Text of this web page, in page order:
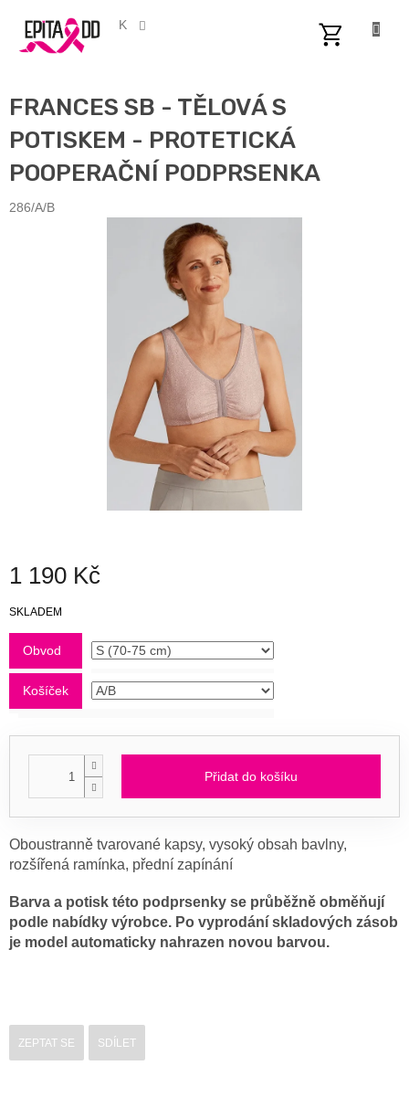
obsah
CZK
FRANCES SB - TĚLOVÁ S
POTISKEM - PROTETICKÁ
POOPERAČNÍ PODPRSENKA
286/A/B
1 190 Kč
Měrná
SKLADEM
Obvod
Košíček
Přidat do košíku
Oboustranně tvarované kapsy, vysoký obsah bavlny,
rozšířená ramínka, přední zapínání
Barva a potisk této podprsenky se průběžně obměňují
podle nabídky výrobce. Po vyprodání skladových zásob
je model automaticky nahrazen novou barvou.
ZEPTAT SE SDÍLET